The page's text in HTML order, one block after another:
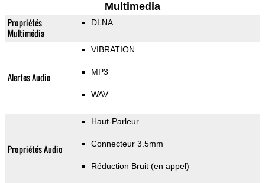
Multimedia
Propriétés
Multimédia
DLNA
Alertes Audio
VIBRATION
MP3
WAV
Propriétés Audio
Haut-Parleur
Connecteur 3.5mm
Réduction Bruit (en appel)